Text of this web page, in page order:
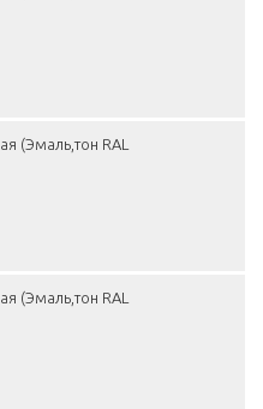
(Эмаль,тон RAL
(Эмаль,тон RAL